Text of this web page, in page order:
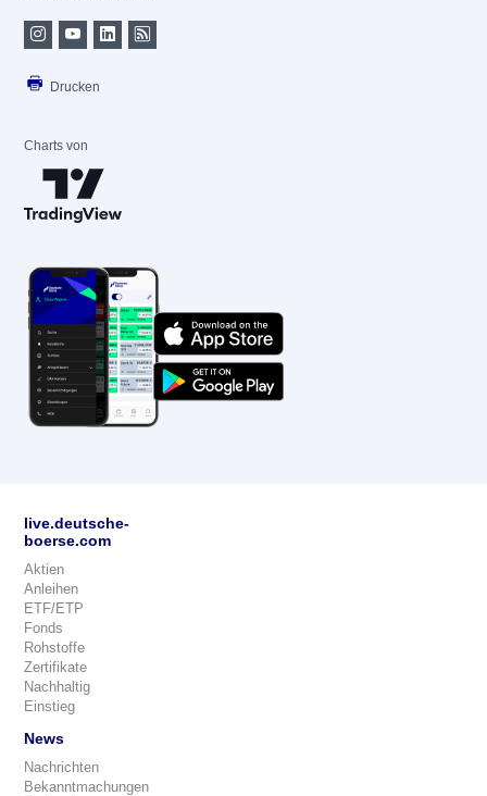
Drucken
Charts von
live.deutsche-
boerse.com
Aktien
Anleihen
ETF/ETP
Fonds
Rohstoffe
Zertifikate
Nachhaltig
Einstieg
News
Nachrichten
Bekanntmachungen